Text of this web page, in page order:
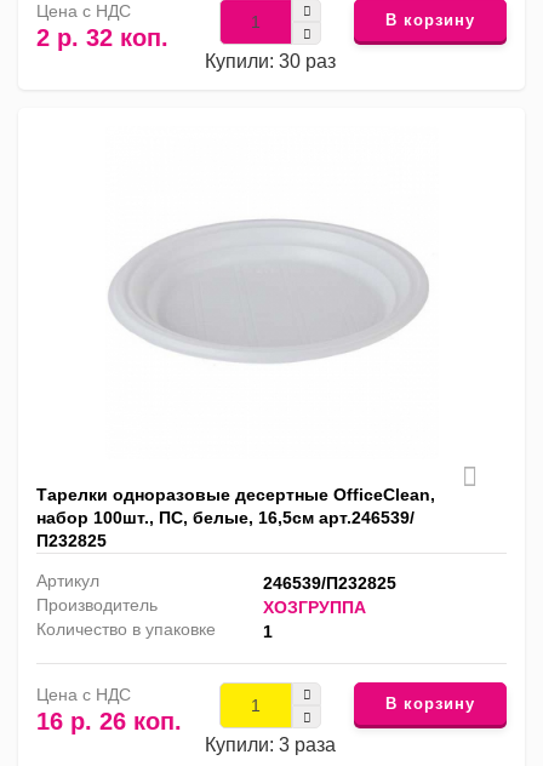
Цена с НДС
2 р. 32 коп.
Купили: 30 раз
В корзину
Тарелки одноразовые десертные OfficeClean,
набор 100шт., ПС, белые, 16,5см арт.246539/
П232825
Артикул
246539/П232825
Производитель
ХОЗГРУППА
Количество в упаковке
1
Цена с НДС
16 р. 26 коп.
Купили: 3 раза
В корзину